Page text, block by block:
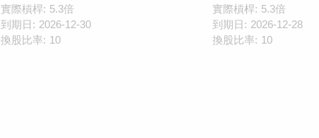
實際槓桿: 5.3倍
到期日: 2026-12-30
換股比率: 10
實際槓桿: 5.3倍
到期日: 2026-12-28
換股比率: 10